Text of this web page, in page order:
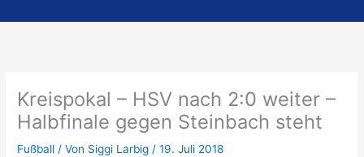
Kreispokal – HSV nach 2:0 weiter –
Halbfinale gegen Steinbach steht
Fußball / Von Siggi Larbig/19. Juli 2018